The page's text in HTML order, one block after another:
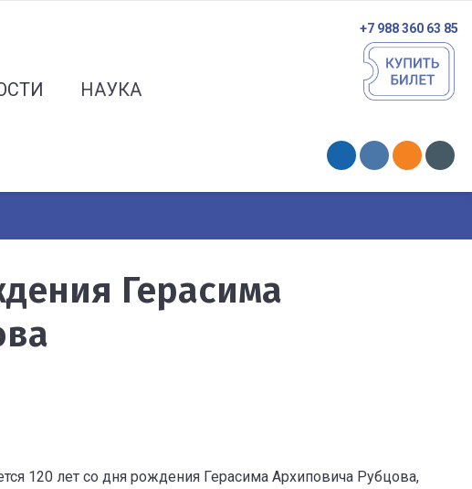
НАУКА
+7 988 360 63 85
Герасима
120 лет со дня рождения Герасима Архиповича Рубцова,